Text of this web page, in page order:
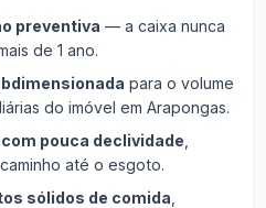
preventiva — a caixa nunca
de 1 ano.
para o volume
do imóvel em Arapongas.
pouca declividade
até o esgoto.
sólidos de comida